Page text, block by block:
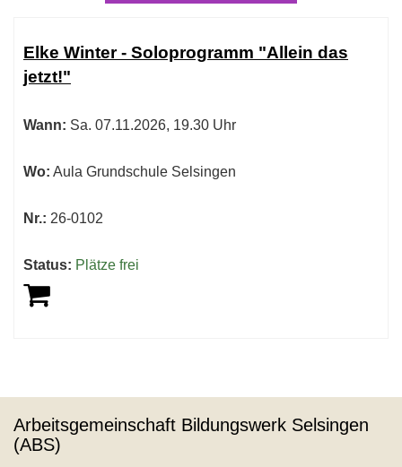
Tabellenüberschriften
können
sortiert
Elke Winter - Soloprogramm "Allein das
jetzt!"
Wann: Sa. 07.11.2026, 19.30 Uhr
Wo: Aula Grundschule Selsingen
Nr.: 26-0102
Status: Plätze frei
Arbeitsgemeinschaft Bildungswerk Selsingen
(ABS)